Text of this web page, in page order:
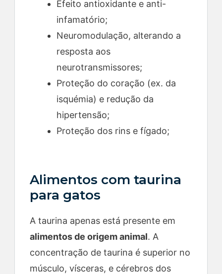
Efeito antioxidante e anti-
infamatório;
Neuromodulação, alterando a
resposta aos
neurotransmissores;
Proteção do coração (ex. da
isquémia) e redução da
hipertensão;
Proteção dos rins e fígado;
Alimentos com taurina
para gatos
A taurina apenas está presente em
alimentos de origem animal. A
concentração de taurina é superior no
músculo, vísceras, e cérebros dos